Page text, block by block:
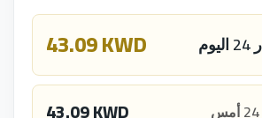
43.09 KWD